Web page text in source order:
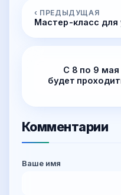
‹ ПРЕДЫДУЩАЯ
Мастер-класс для
С 8 по 9 мая
будет
Комментарии
Ваше имя